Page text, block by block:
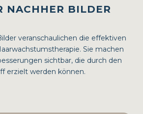
NACHHER BILDER
veranschaulichen die effektiven
Sie machen
sichtbar, die durch den
erzielt werden können.